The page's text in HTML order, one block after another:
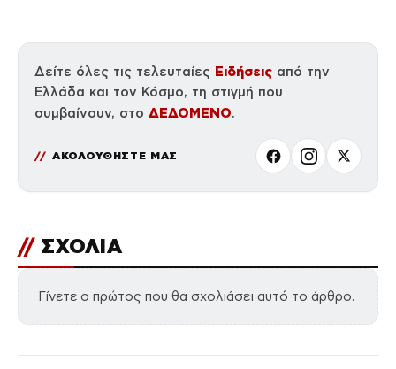
Δείτε όλες τις τελευταίες Ειδήσεις από την
Ελλάδα και τον Κόσμο, τη στιγμή που
συμβαίνουν, στο ΔΕΔΟΜΕΝΟ.
ΑΚΟΛΟΥΘΗΣΤΕ ΜΑΣ
// ΣΧΟΛΙΑ
Γίνετε ο πρώτος που θα σχολιάσει αυτό το άρθρο.